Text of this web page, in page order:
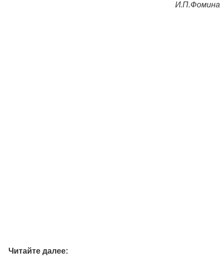
И.П.Фомина
Читайте далее: